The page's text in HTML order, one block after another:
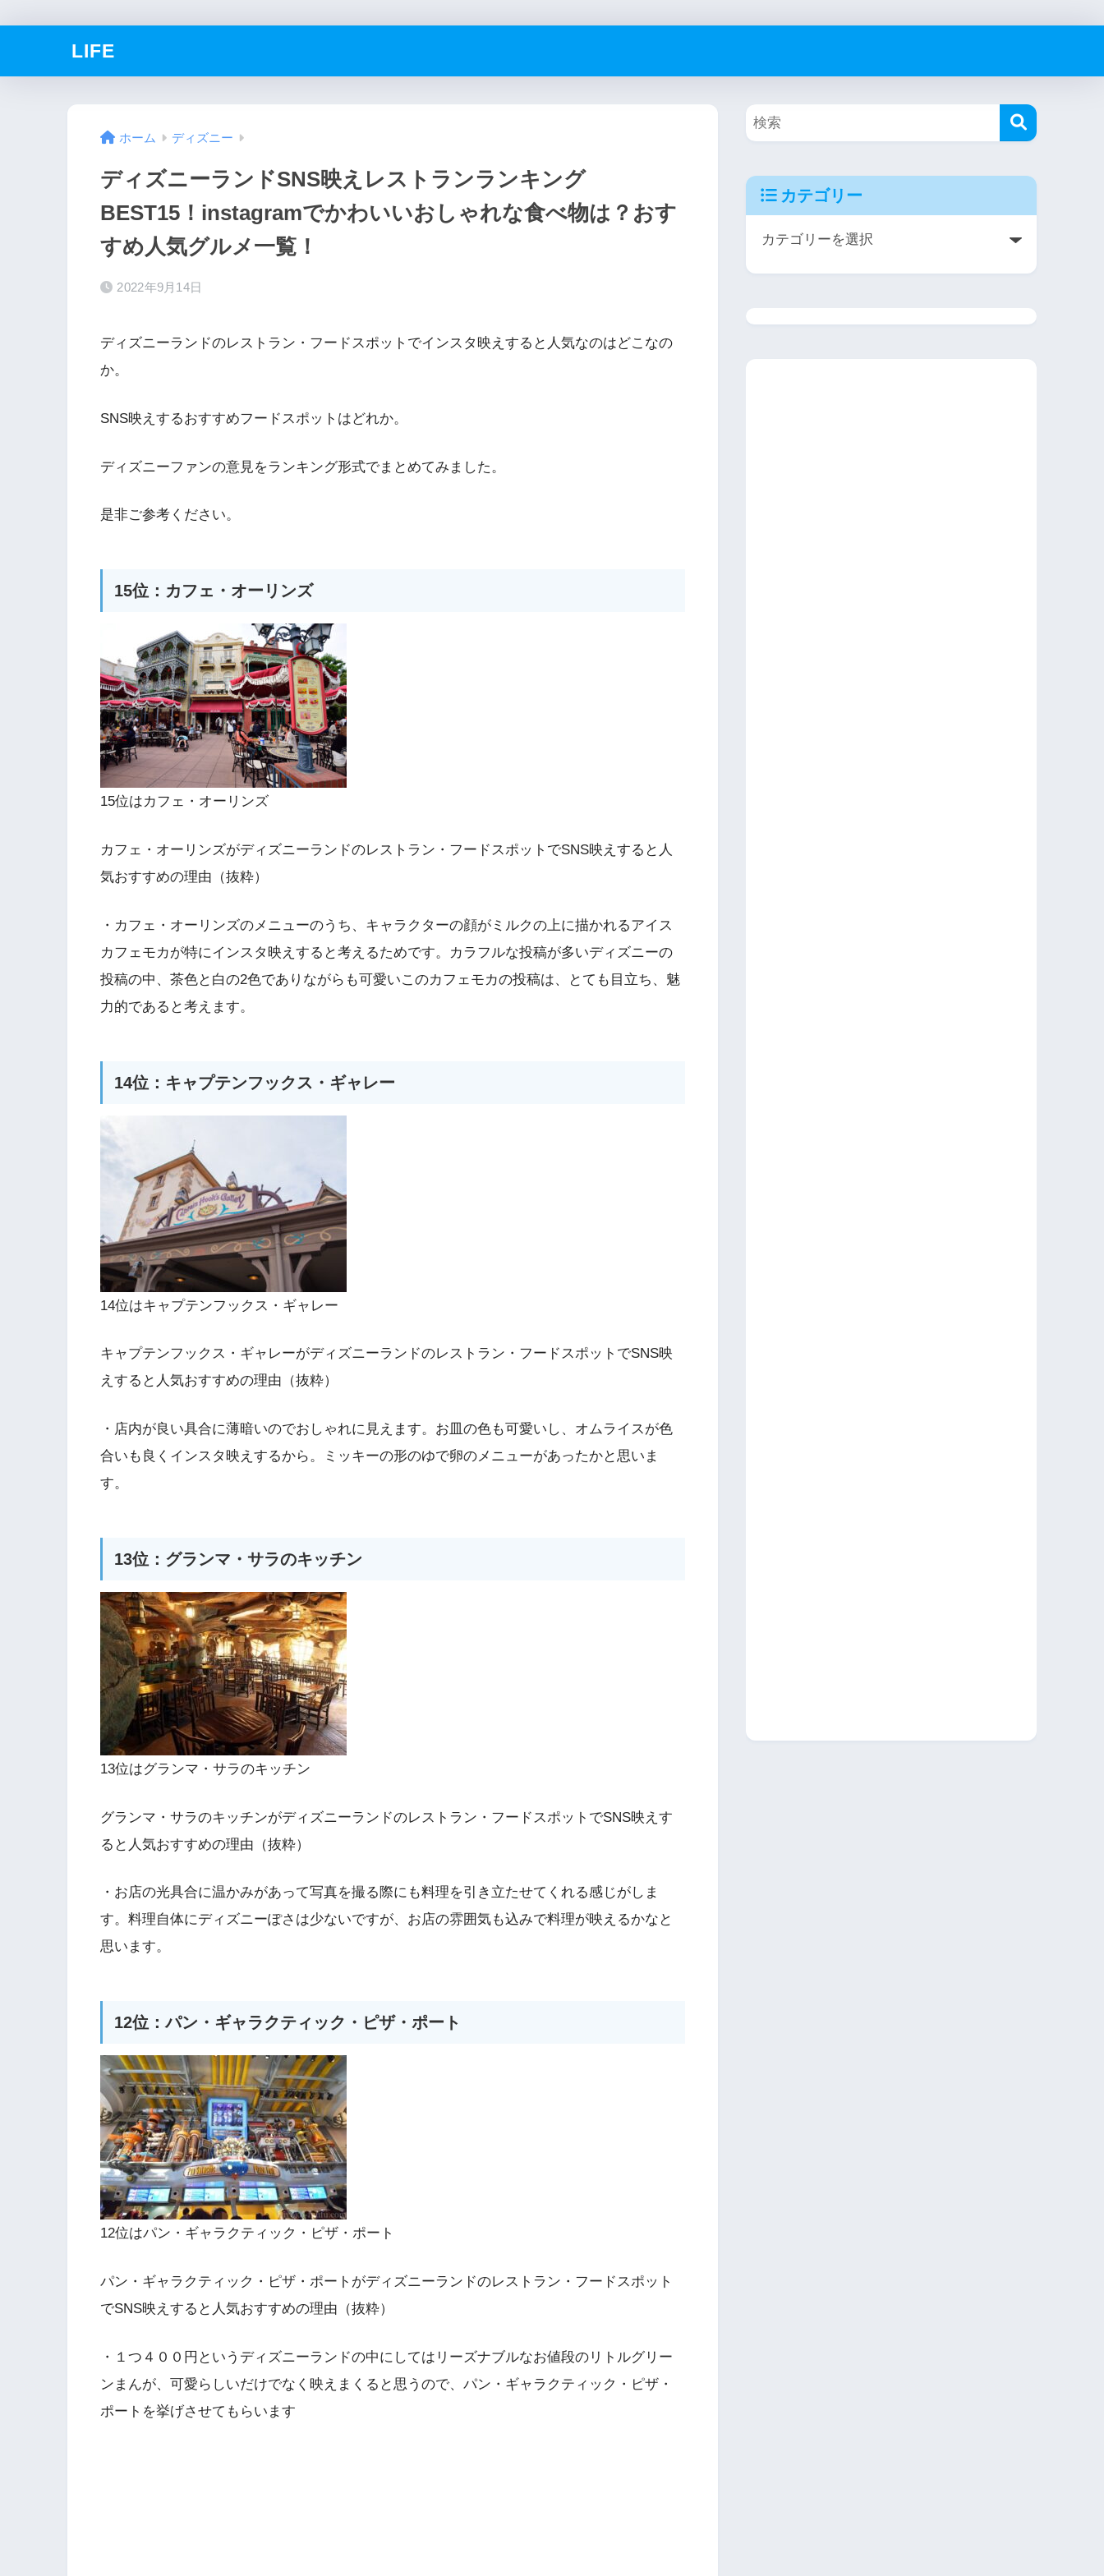
LIFE
ホーム ディズニー
ディズニーランドSNS映えレストランランキング
BEST15！instagramでかわいいおしゃれな食べ物は？おす
すめ人気グルメ一覧！
2022年9月14日
ディズニーランドのレストラン・フードスポットでインスタ映えすると人気なのはどこなの
か。
SNS映えするおすすめフードスポットはどれか。
ディズニーファンの意見をランキング形式でまとめてみました。
是非ご参考ください。
15位：カフェ・オーリンズ
15位はカフェ・オーリンズ
カフェ・オーリンズがディズニーランドのレストラン・フードスポットでSNS映えすると人
気おすすめの理由（抜粋）
・カフェ・オーリンズのメニューのうち、キャラクターの顔がミルクの上に描かれるアイス
カフェモカが特にインスタ映えすると考えるためです。カラフルな投稿が多いディズニーの
投稿の中、茶色と白の2色でありながらも可愛いこのカフェモカの投稿は、とても目立ち、魅
力的であると考えます。
14位：キャプテンフックス・ギャレー
14位はキャプテンフックス・ギャレー
キャプテンフックス・ギャレーがディズニーランドのレストラン・フードスポットでSNS映
えすると人気おすすめの理由（抜粋）
・店内が良い具合に薄暗いのでおしゃれに見えます。お皿の色も可愛いし、オムライスが色
合いも良くインスタ映えするから。ミッキーの形のゆで卵のメニューがあったかと思いま
す。
13位：グランマ・サラのキッチン
13位はグランマ・サラのキッチン
グランマ・サラのキッチンがディズニーランドのレストラン・フードスポットでSNS映えす
ると人気おすすめの理由（抜粋）
・お店の光具合に温かみがあって写真を撮る際にも料理を引き立たせてくれる感じがしま
す。料理自体にディズニーぽさは少ないですが、お店の雰囲気も込みで料理が映えるかなと
思います。
12位：パン・ギャラクティック・ピザ・ポート
12位はパン・ギャラクティック・ピザ・ポート
パン・ギャラクティック・ピザ・ポートがディズニーランドのレストラン・フードスポット
でSNS映えすると人気おすすめの理由（抜粋）
・１つ４００円というディズニーランドの中にしてはリーズナブルなお値段のリトルグリー
ンまんが、可愛らしいだけでなく映えまくると思うので、パン・ギャラクティック・ピザ・
ポートを挙げさせてもらいます
カテゴリー